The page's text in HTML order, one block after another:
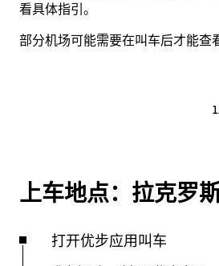
看具体指引。
部分机场可能需要在叫车后才能查
上车地点：拉克罗
打开优步应用叫车